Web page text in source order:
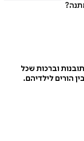
מכתב אהבה מאב לבתו המתבגרת - 180 תובנות וברכות שכל
הורים לילדיהם.